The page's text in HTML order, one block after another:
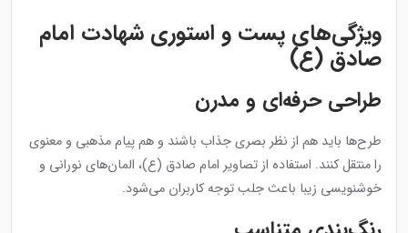
ویژگی‌های پست و استوری شهادت امام
صادق (ع)
طراحی حرفه‌ای و مدرن
طرح‌ها باید هم از نظر بصری جذاب باشند و هم پیام مذهبی و معنوی
را منتقل کنند. استفاده از تصاویر امام صادق (ع)، المان‌های نورانی و
خوشنویسی زیبا باعث جلب توجه کاربران می‌شود.